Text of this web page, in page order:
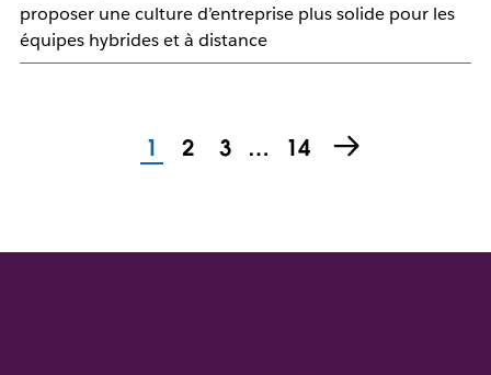
proposer une culture d’entreprise plus solide pour les
équipes hybrides et à distance
1 2 3 … 14